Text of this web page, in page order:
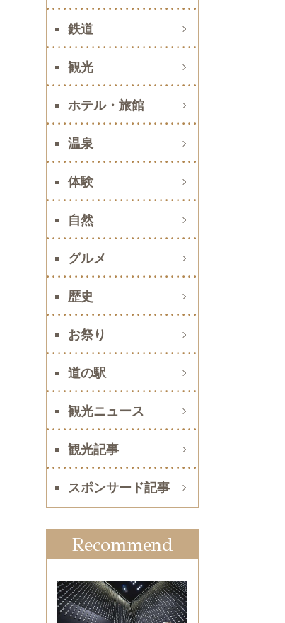
鉄道
観光
ホテル・旅館
温泉
体験
自然
グルメ
歴史
お祭り
道の駅
観光ニュース
観光記事
スポンサード記事
Recommend